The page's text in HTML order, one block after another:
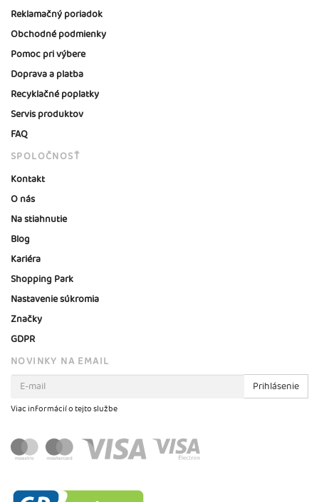
Reklamačný poriadok
Obchodné podmienky
Pomoc pri výbere
Doprava a platba
Recyklačné poplatky
Servis produktov
FAQ
SPOLOČNOSŤ
Kontakt
O nás
Na stiahnutie
Blog
Kariéra
Shopping Park
Nastavenie súkromia
Značky
GDPR
NOVINKY NA EMAIL
Prihlásenie
Viac informácií o tejto službe